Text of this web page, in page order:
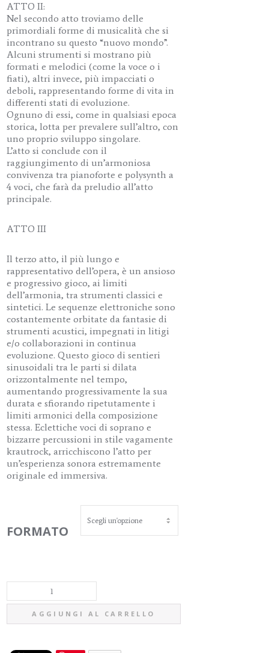
ATTO II:
Nel secondo atto troviamo delle
primordiali forme di musicalità che si
incontrano su questo “nuovo mondo”.
Alcuni strumenti si mostrano più
formati e melodici (come la voce o i
fiati), altri invece, più impacciati o
deboli, rappresentando forme di vita in
differenti stati di evoluzione.
Ognuno di essi, come in qualsiasi epoca
storica, lotta per prevalere sull’altro, con
uno proprio sviluppo singolare.
L’atto si conclude con il
raggiungimento di un’armoniosa
convivenza tra pianoforte e polysynth a
4 voci, che farà da preludio all’atto
principale.
ATTO III
Il terzo atto, il più lungo e
rappresentativo dell’opera, è un ansioso
e progressivo gioco, ai limiti
dell’armonia, tra strumenti classici e
sintetici. Le sequenze elettroniche sono
costantemente orbitate da fantasie di
strumenti acustici, impegnati in litigi
e/o collaborazioni in continua
evoluzione. Questo gioco di sentieri
sinusoidali tra le parti si dilata
orizzontalmente nel tempo,
aumentando progressivamente la sua
durata e sfiorando ripetutamente i
limiti armonici della composizione
stessa. Eclettiche voci di soprano e
bizzarre percussioni in stile vagamente
krautrock, arricchiscono l’atto per
un’esperienza sonora estremamente
originale ed immersiva.
FORMATO
VOIX
AGGIUNGI AL CARRELLO